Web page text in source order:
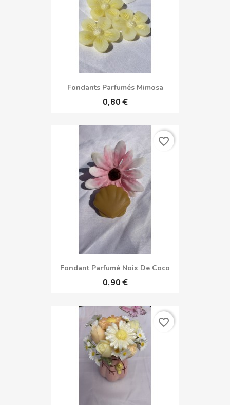
Fondants Parfumés Mimosa
0,80 €
Fondant Parfumé Noix De Coco
0,90 €
favorite_border
favorite_border